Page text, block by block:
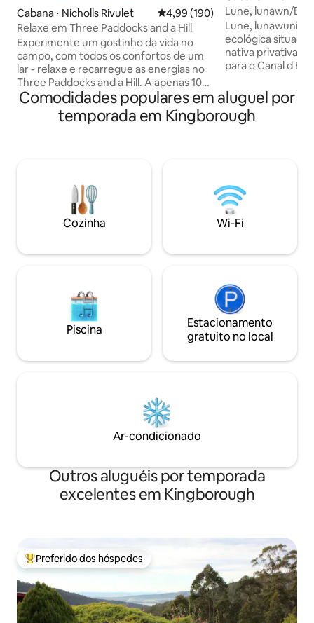
Cabana ⋅ Nicholls Rivulet 4,99 de uma avaliação média de
4,99 (190)
Relaxe em Three Paddocks and a Hill
Experimente um gostinho da vida no
campo, com todos os confortos de um
lar - relaxe e recarregue as energias no
Three Paddocks and a Hill. A apenas 10
minutos de Cygnet e a menos de uma
hora de Hobart, sua pausa relaxante
está à sua espera. Situado entre
dançando ao ar livre, aprecie os céus
enormes e os imponentes árvores de
eucalipto, dê um tapinha em uma c***a
e, se tiver sorte, veja as águias de cauda
Lune, lunawn/
Lune, lunawuni é
ecológica situada
nativa privativa à beira-
para o Canal
Hartz e com
águas da Baía de
propriedade
proprietários
que a cabana se
homenagem aos
do presente.
Comodidades populares em aluguel por
temporada em Kingborough
Cozinha Wi-Fi
Piscina
Estacionamento
gratuito no local
Ar-condicionado
Outros aluguéis por temporada
excelentes em Kingborough
Entre os melhores preferidos dos hóspedes
Preferido dos hóspedes